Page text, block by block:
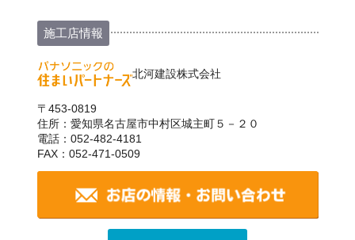
施工店情報
北河建設株式会社
〒453-0819
住所：愛知県名古屋市中村区城主町５－２０
電話：052-482-4181
FAX：052-471-0509